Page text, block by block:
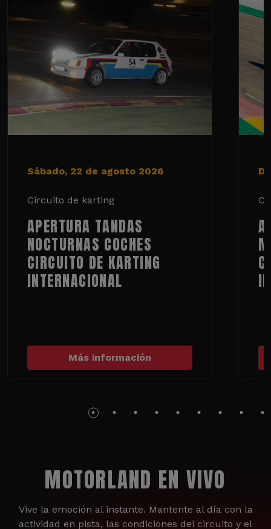
Sábado, 22 de agosto 2026
Circuito de karting
APERTURA TANDAS
NOCTURNAS COCHES
CIRCUITO DE KARTING
INTERNACIONAL
Más información
MOTORLAND EN VIVO
Vive la emoción al instante. Mantente al día con la
actividad en pista, las condiciones del circuito y el